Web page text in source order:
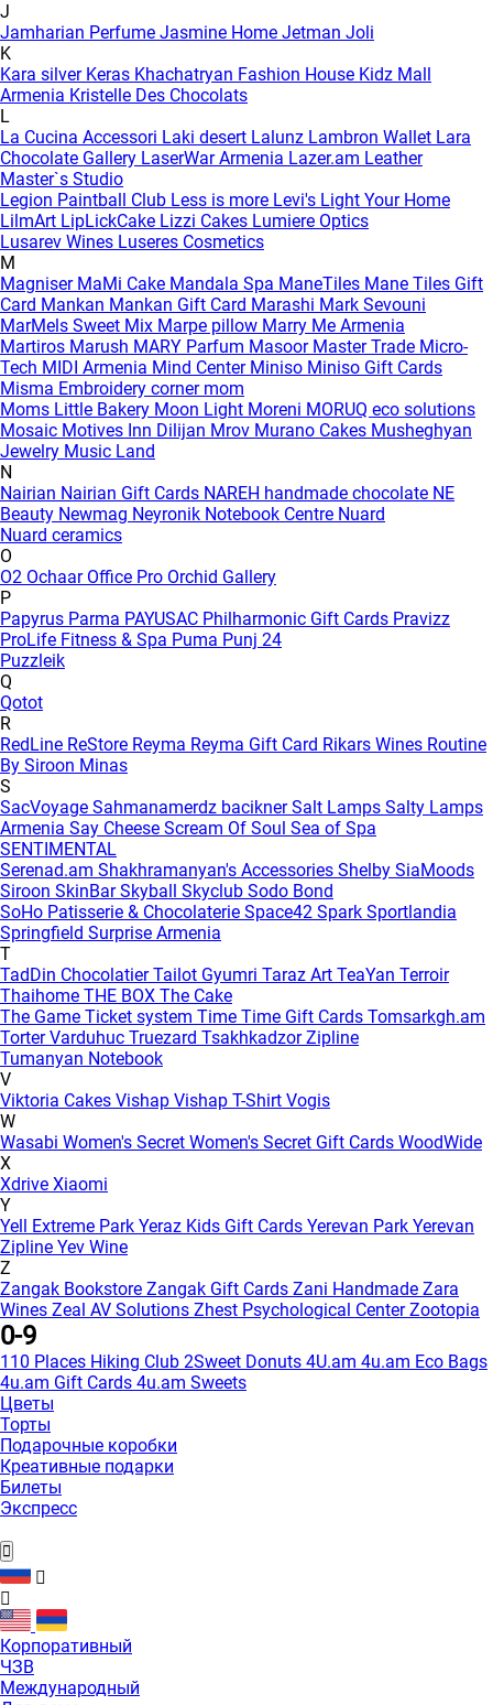
J
Jamharian Perfume Jasmine Home Jetman Joli
K
Kara silver Keras Khachatryan Fashion House Kidz Mall
Armenia Kristelle Des Chocolats
L
La Cucina Accessori Laki desert Lalunz Lambron Wallet Lara
Chocolate Gallery LaserWar Armenia Lazer.am Leather
Master`s Studio
Legion Paintball Club Less is more Levi's Light Your Home
LilmArt LipLickCake Lizzi Cakes Lumiere Optics
Lusarev Wines Luseres Cosmetics
M
Magniser MaMi Cake Mandala Spa ManeTiles Mane Tiles Gift
Card Mankan Mankan Gift Card Marashi Mark Sevouni
MarMels Sweet Mix Marpe pillow Marry Me Armenia
Martiros Marush MARY Parfum Masoor Master Trade Micro-
Tech MIDI Armenia Mind Center Miniso Miniso Gift Cards
Misma Embroidery corner mom
Moms Little Bakery Moon Light Moreni MORUQ eco solutions
Mosaic Motives Inn Dilijan Mrov Murano Cakes Musheghyan
Jewelry Music Land
N
Nairian Nairian Gift Cards NAREH handmade chocolate NE
Beauty Newmag Neyronik Notebook Centre Nuard
Nuard ceramics
O
O2 Ochaar Office Pro Orchid Gallery
P
Papyrus Parma PAYUSAC Philharmonic Gift Cards Pravizz
ProLife Fitness & Spa Puma Punj 24
Puzzleik
Q
Qotot
R
RedLine ReStore Reyma Reyma Gift Card Rikars Wines Routine
By Siroon Minas
S
SacVoyage Sahmanamerdz baciknerSalt Lamps Salty Lamps
Armenia Say Cheese Scream Of Soul Sea of Spa
SENTIMENTAL
Serenad.am Shakhramanyan's Accessories Shelby SiaMoods
Siroon SkinBarSkyball Skyclub Sodo Bond
SoHo Patisserie & Chocolaterie Space42 Spark Sportlandia
Springfield Surprise Armenia
T
TadDin ChocolatierTailot Gyumri Taraz Art TeaYan Terroir
Thaihome THE BOX The Cake
The Game Ticket system Time Time Gift Cards Tomsarkgh.am
Torter Varduhuc Truezard Tsakhkadzor Zipline
Tumanyan Notebook
V
Viktoria Cakes Vishap Vishap T-Shirt Vogis
W
Wasabi Women's Secret Women's Secret Gift Cards WoodWide
X
Xdrive Xiaomi
Y
Yell Extreme Park Yeraz Kids Gift Cards Yerevan Park Yerevan
Zipline Yev Wine
Z
Zangak Bookstore Zangak Gift Cards Zani Handmade Zara
Wines Zeal AV Solutions Zhest Psychological CenterZootopia
0-9
110 Places Hiking Club 2Sweet Donuts 4U.am 4u.am Eco Bags
4u.am Gift Cards 4u.am Sweets
Цветы
Торты
Подарочные коробки
Креативные подарки
Билеты
Экспресс
Корпоративный
ЧЗВ
Международный